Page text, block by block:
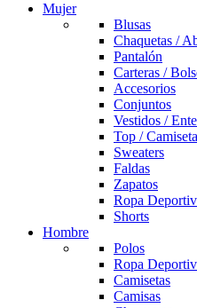
Mujer
Blusas
Chaquetas /
Pantalón
Carteras /
Accesorios
Conjuntos
Vestidos /
Top /
Sweaters
Faldas
Zapatos
Ropa
Shorts
Hombre
Polos
Ropa
Camisetas
Camisas